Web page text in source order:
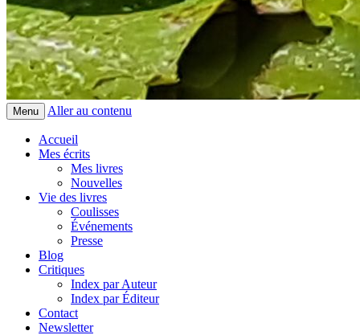
Menu Aller au contenu
Accueil
Mes écrits
Mes livres
Nouvelles
Vie des livres
Coulisses
Événements
Presse
Blog
Critiques
Index par Auteur
Index par Éditeur
Contact
Newsletter